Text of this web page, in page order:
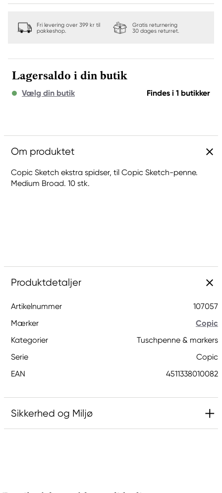
Fri levering over 399 kr til
pakkeshop.
Gratis returnering
30 dages returret.
Lagersaldo i din butik
Vælg din butik Findes i 1 butikker
Om produktet
Copic Sketch ekstra spidser, til Copic Sketch-penne.
Medium Broad. 10 stk.
Produktdetaljer
Artikelnummer
107057
Mærker
Copic
Kategorier
Tuschpenne & markers
Serie
Copic
EAN
4511338010082
Sikkerhed og Miljø